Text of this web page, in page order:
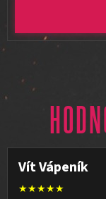
Vít Vápeník
★★★★★